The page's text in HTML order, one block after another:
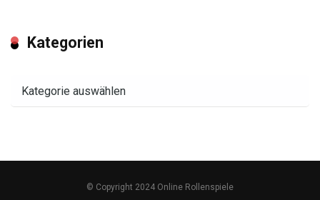
Kategorien
© Copyright 2024 Online Rollenspiele